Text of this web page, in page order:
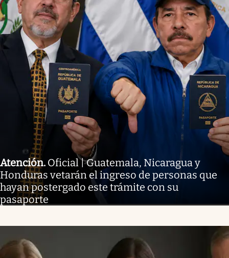
Atención. Oficial | Guatemala, Nicaragua y
Honduras vetarán el ingreso de personas que
hayan postergado este trámite con su
pasaporte